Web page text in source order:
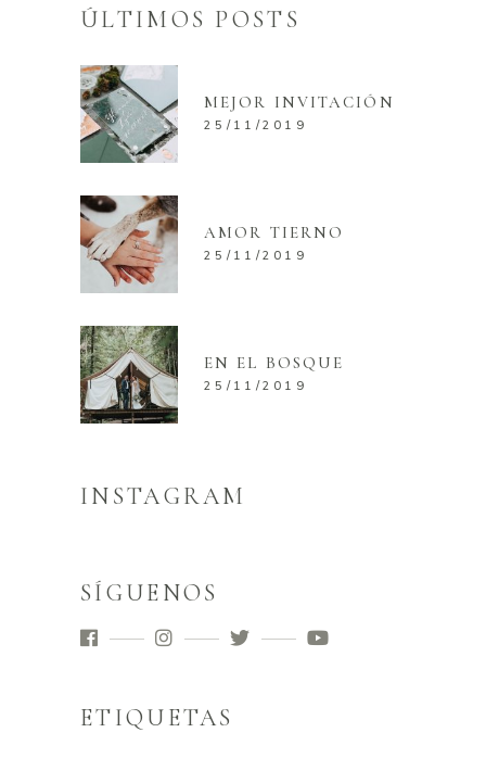
ÚLTIMOS POSTS
MEJOR INVITACIÓN
25/11/2019
AMOR TIERNO
25/11/2019
EN EL BOSQUE
25/11/2019
INSTAGRAM
SÍGUENOS
ETIQUETAS